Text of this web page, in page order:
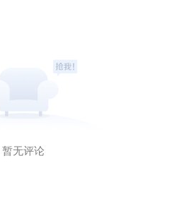
暂无评论